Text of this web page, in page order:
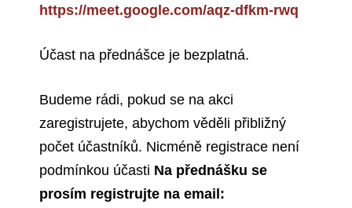
https://meet.google.com/aqz-dfkm-rwq
Účast na přednášce je bezplatná.
Budeme rádi, pokud se na akci
zaregistrujete, abychom věděli přibližný
počet účastníků. Nicméně registrace není
podmínkou účasti Na přednášku se
prosím registrujte na email: